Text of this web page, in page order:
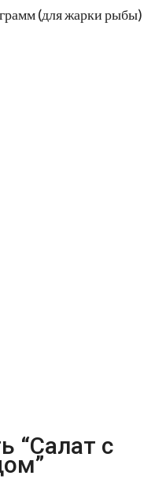
(для жарки рыбы)
“Салат с